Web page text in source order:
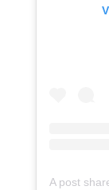
A post